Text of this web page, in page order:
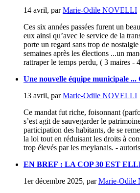
14 avril, parMarie-Odile NOVELLI
Ces six années passées furent un
eux ainsi qu’avec le service de la
porte un regard sans trop de
semaines après les élections ...un
rattraper le temps perdu, ( 3 maires -
Une nouvelle équipe municipale ...
13 avril, parMarie-Odile NOVELLI
Ce mandat fut riche, foisonnant
s’est agit de sauvegarder le
participation des habitants, de se
la loi tout en réduisant les droits à
trop élevés par les meylanais. -
EN BREF : LA COP 30 EST
1er décembre 2025, parMarie-